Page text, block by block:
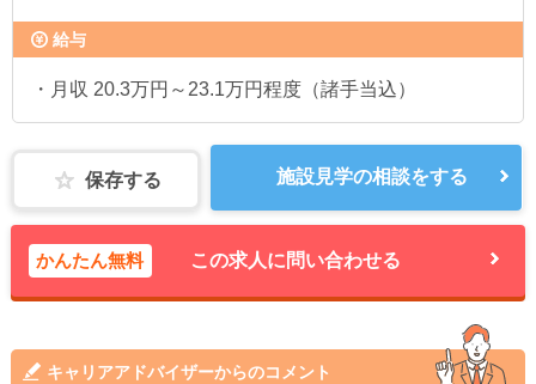
給与
・月収 20.3万円～23.1万円程度（諸手当込）
保存する 施設見学の相談をする
かんたん無料 この求人に問い合わせる
キャリアアドバイザーからのコメント